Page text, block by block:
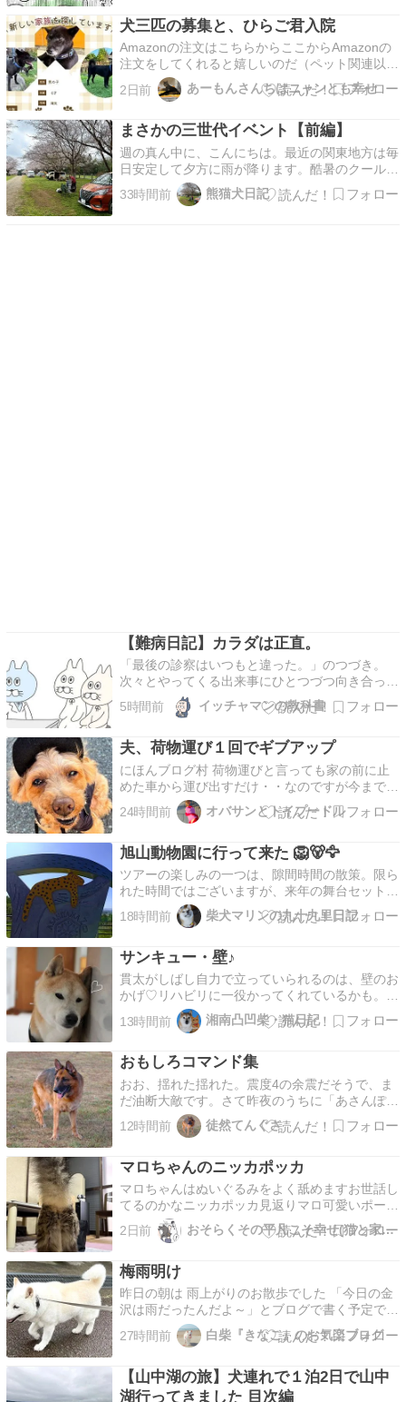
カ）しかし猫たちホント年々病院嫌いになりま
す。猫の恐怖や恨…
犬三匹の募集と、ひらご君入院
Amazonの注文はこちらからここからAmazonの
注文をしてくれると嬉しいのだ（ペット関連以外
でも）子猫を保護したら① ミクルっこ② 幼猫ボ
ランティアを募集していますボランティア募集中
ト直接送る場合は住所をお知らせしますのでこの
ブログ…
2日前 あーもんさんちはニャンとも幸せ
まさかの三世代イベント【前編】
週の真ん中に、こんにちは。最近の関東地方は毎
日安定して夕方に雨が降ります。酷暑のクールダ
ウンにはちょうどいいのですが、犬の散歩がある
我が家の生活サイクルには大きな障害です。局長
33時間前 熊猫犬日記
【難病日記】カラダは正直。
「最後の診察はいつもと違った。」のつづき。
次々とやってくる出来事にひとつづつ向き合って
いた数ヶ月考えても仕方ないから楽観的に過ごす
ようにしていたけれど体は正直なんだなとつくづ
近くお世話になった主治医の最後の診察日に引き
継ぎの先生へ大き…
5時間前 イッチャマンの教科書
夫、荷物運び１回でギブアップ
にほんブログ村 荷物運びと言っても家の前に止
めた車から運び出すだけ・・なのですが今までや
ってなかった事は私がガンになっても出来ないみ
たいですどうでもいいけどテーブルにウン💩つけ
お休み中ですがいいねとランキング応援はきちん
とします✨ラン…
24時間前 オバサンとトイプードル
旭山動物園に行って来た 🦁🐻🦅
ツアーの楽しみの一つは、隙間時間の散策。限ら
れた時間ではございますが、来年の舞台セットの
ヒントを探しに古民家を見たり、博物館に行った
りしています。 全国各地の動物園巡りも大好き
園に初訪問する事ができました 🦁🐻🐘🦒木の上
で過ごす猛獣とい…
18時間前 柴犬マリンの九十九里日記
サンキュー・壁♪
貫太がしばし自力で立っていられるのは、壁のお
かげ♡リハビリに一役かってくれているかも。サ
ンキュー にほんブログ村貫太＆あん＆まる子は
２つのランキングに参加しています。とをポチッ
ットランキングありがとうございます♡
13時間前 湘南凸凹柴・猫日記
おもしろコマンド集
おお、揺れた揺れた。震度4の余震だそうで、ま
だ油断大敵です。さて昨夜のうちに「あさんぽ中
止」を決定していたので今朝は早朝5時半からド
ッグランへ。風が吹いていて意外に涼しく、わん
マンド」の話、その続き。リースが理解している
コマンドは他にも…
12時間前 徒然てんぐさ
マロちゃんのニッカポッカ
マロちゃんはぬいぐるみをよく舐めますお世話し
てるのかなニッカポッカ見返りマロ可愛いポーズ
すぐ潜る今日も母はマロちゃんを溺愛してました
ーーーーー
2日前 おそらくその平凡こそ幸せ(猫と家族の日常絵日記）
梅雨明け
昨日の朝は 雨上がりのお散歩でした 「今日の金
沢は雨だったんだよ～」とブログで書く予定でし
たが 昨日は忙しく帰宅が遅くなったのでブログ
を書けなかったら 梅雨明けしてました 最後の雨
ます！てかいつも8月入ってから梅雨明けだっ
け？はやく涼…
27時間前 白柴『きなこ』のお気楽ブログ
【山中湖の旅】犬連れで１泊2日で山中
湖行ってきました 目次編